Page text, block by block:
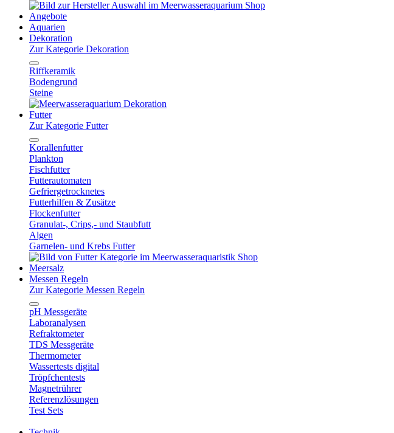
Angebote
Aquarien
Dekoration
Zur Kategorie Dekoration
Riffkeramik
Bodengrund
Steine
Futter
Zur Kategorie Futter
Korallenfutter
Plankton
Fischfutter
Futterautomaten
Gefriergetrocknetes
Futterhilfen & Zusätze
Flockenfutter
Granulat-, Crips,- und Staubfutt
Algen
Garnelen- und Krebs Futter
Meersalz
Messen Regeln
Zur Kategorie Messen Regeln
pH Messgeräte
Laboranalysen
Refraktometer
TDS Messgeräte
Thermometer
Wassertests digital
Tröpfchentests
Magnetrührer
Referenzlösungen
Test Sets